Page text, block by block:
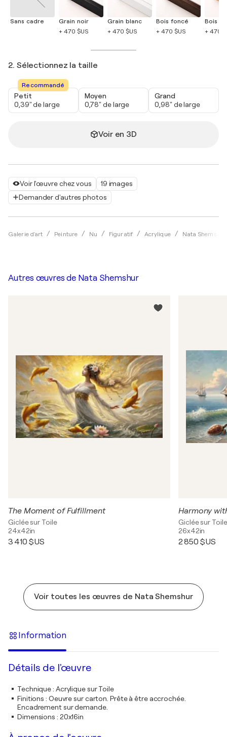
Voir l'œuvre chez vous
19 images
Demander d'autres photos
Galerie d'art Peinture Nu Figuratif Acrylique Nata Shemshur
Sans cadre
Grain noir
+ 470 $US
Grain blanc
+ 470 $US
Bois foncé
+ 470 $US
Bois
+ 470
2. Sélectionnez la taille
Recommandé
Petit
0,39" de large
Moyen
0,78" de large
Grand
0,98" de large
Voir en 3D
Autres œuvres de Nata Shemshur
The Moment of Fulfillment
Giclée sur Toile
24x42in
3 410 $US
Harmony
Giclée sur Toile
26x42in
2 850 $US
Voir toutes les œuvres de Nata Shemshur
Information
Détails de l'œuvre
Technique: Acrylique sur Toile
Finitions : Oeuvre sur carton. Prête à être accrochée.
Encadrement sur demande.
Dimensions : 20x16in